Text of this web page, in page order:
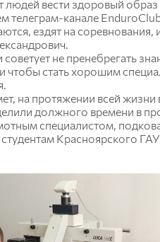
сельского хозяйства
людей вести здоровый
телеграм-канале
ездят на
не пренебрегать
чтобы стать хорошим
на протяжении всей
должного времени в
специалистом,
студентам Красноярского